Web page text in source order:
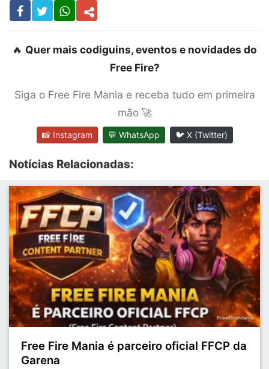
🔥 Quer mais codiguins, eventos e novidades do
Free Fire?
Siga o Free Fire Mania e receba tudo em primeira
mão 🚀
📸 Instagram 💬 WhatsApp 🐦 X (Twitter)
Notícias Relacionadas:
Free Fire Mania é parceiro oficial FFCP da
Garena